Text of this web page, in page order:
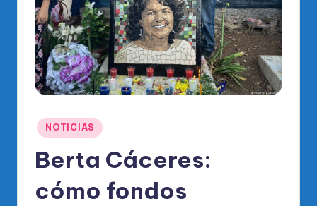
di
o
O
al
Publicado
en
NOTICIAS
Berta Cáceres:
cómo fondos